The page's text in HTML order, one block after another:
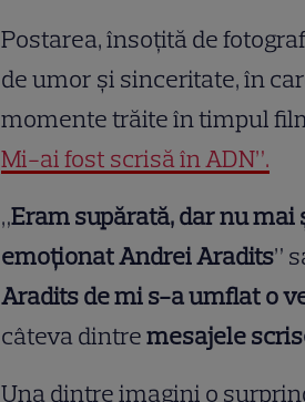
Postarea, însoțită de
de umor și sinceritate, în
momente trăite în timpul
Mi-ai fost scrisă în ADN”.
„Eram supărată, dar nu mai
emoționat Andrei Aradits”
Aradits de mi s-a umflat o
câteva dintremesajele
Una dintre imagini o